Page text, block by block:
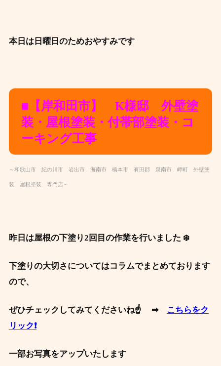
本日は日曜日のためおやすみです
■【岸和田市】 K様邸 外壁塗
装・屋根塗装・付帯部塗装・コ
ーキング工事
～和歌山市 紀の川市 岩出市 海南市 橋本市 有田郡 泉南市 岬町 外壁塗
装 屋根塗装 専門店～
昨日は屋根の下塗り2回目の作業を行いました ‍❄️
下塗りの大切さについてはコラムでまとめております
ので、
ぜひチェックしてみてくださいね☝ ➡
こちらをク
リック❗
一部お写真をアップいたします